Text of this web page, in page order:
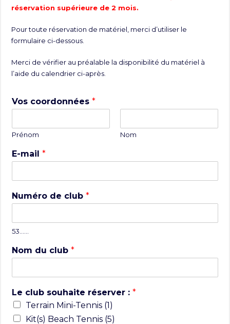
réservation supérieure de 2 mois.
Pour toute réservation de matériel, merci d’utiliser le
formulaire ci-dessous.
Merci de vérifier au préalable la disponibilité du matériel à
l’aide du calendrier ci-après.
Vos coordonnées*
Prénom Nom
E-mail*
Numéro de club*
53……
Nom du club*
Le club souhaite réserver :*
Terrain Mini-Tennis (1)
Kit(s) Beach Tennis (5)